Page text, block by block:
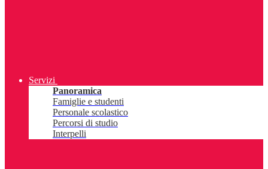
Servizi
Panoramica
Famiglie e studenti
Personale scolastico
Percorsi di studio
Interpelli